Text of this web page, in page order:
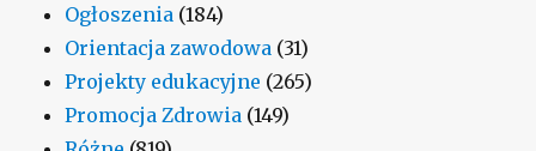
Ogłoszenia (184)
Orientacja zawodowa (31)
Projekty edukacyjne (265)
Promocja Zdrowia (149)